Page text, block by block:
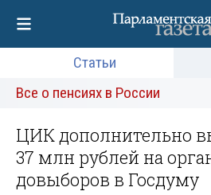
Статьи
Все о пенсиях в России
ЦИК дополнительно
37 млн рублей на
довыборов в Госдуму